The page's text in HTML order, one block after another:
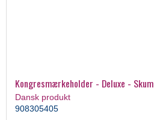
Kongresmærkeholder - Deluxe - Skum
Dansk produkt
908305405